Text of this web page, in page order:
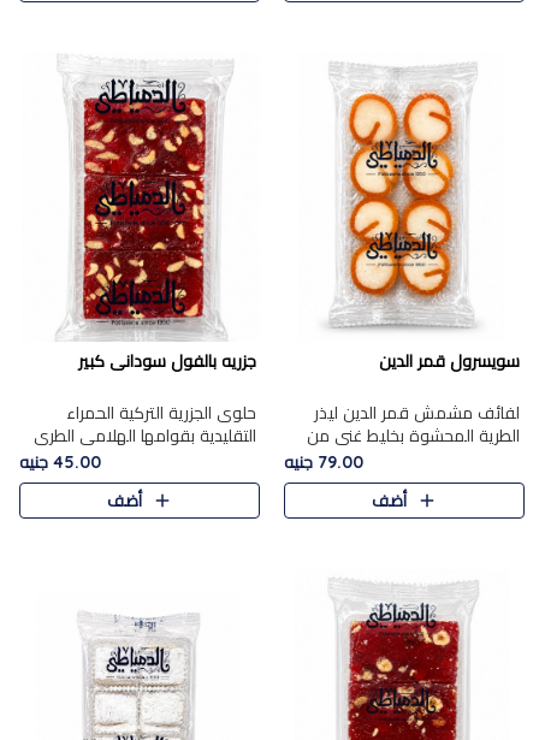
سويسرول قمر الدين
لفائف مشمش قمر الدين ليذر
الطرية المحشوة بخليط غني من
جوز الهند الأبيض والمكسرات
الفاخرة، يقدم المذاق الحلو
الطبيعي لقمر الدين و تجمع بين
79.00 جنيه
أضف
جزريه بالفول سودانى كبير
حلوى الجزرية التركية الحمراء
التقليدية بقوامها الهلامي الطري
ولونها الأحمر المميز، محشوة
بسخاء بالفول السوداني المحمص
لتمنحك توازنًا رائعًا ..
45.00 جنيه
أضف